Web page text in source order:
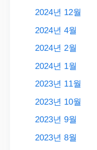
2024년 12월
2024년 4월
2024년 2월
2024년 1월
2023년 11월
2023년 10월
2023년 9월
2023년 8월